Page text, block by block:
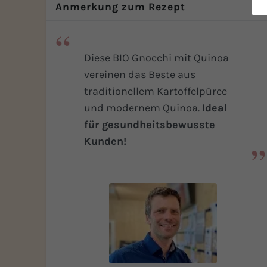
Weitere Infos
Anmerkung zum Rezept
Diese BIO Gnocchi mit Quinoa
vereinen das Beste aus
traditionellem Kartoffelpüree
und modernem Quinoa. Ideal
für gesundheitsbewusste
Kunden!